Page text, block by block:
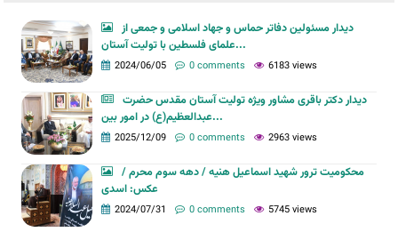
دیدار مسئولین دفاتر حماس و جهاد اسلامی و جمعی از
علمای فلسطین با تولیت آستان...
2024/06/05 0 comments 6183 views
دیدار دکتر باقری مشاور ویژه تولیت آستان مقدس حضرت
عبدالعظیم(ع) در امور بین...
2025/12/09 0 comments 2963 views
محکومیت ترور شهید اسماعیل هنیه / دهه سوم محرم /
عکس: اسدی
2024/07/31 0 comments 5745 views